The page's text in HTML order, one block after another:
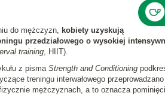
do mężczyzn, kobiety uzyskują
przedziałowego o wysokiej
training, HIIT).
z pisma Strength and Conditioning
treningu interwałowego
mężczyznach, a to oznacza